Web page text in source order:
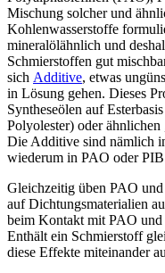
Mischung solcher und
Kohlenwasserstoffe
mineralölähnlich und
Schmierstoffen gut
sich Additive, etwas
in Lösung gehen. Dieses
Syntheseölen auf
Polyolester) oder
Die Additive sind nämlich
wiederum in PAO oder
Gleichzeitig üben PAO
auf Dichtungsmaterialien
beim Kontakt mit PAO
Enthält ein Schmierstoff
diese Effekte miteinander